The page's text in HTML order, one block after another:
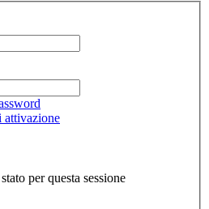
attivazione
per questa sessione